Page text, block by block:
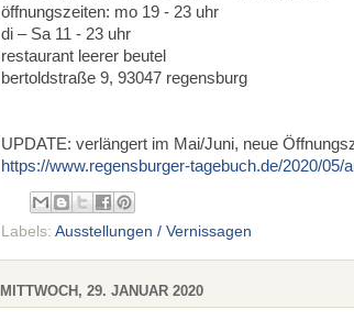
öffnungszeiten: mo 19 - 23 uhr
di – Sa 11 - 23 uhr
restaurant leerer beutel
bertoldstraße 9, 93047 regensburg
UPDATE: verlängert im Mai/Juni, neue
https://www.regensburger-tagebuch.de/2020/05/
Labels: Ausstellungen / Vernissagen
MITTWOCH, 29. JANUAR 2020